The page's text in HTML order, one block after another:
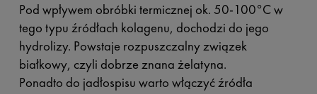
Pod wpływem obróbki termicznej ok. 50-100°C w
tego typu źródłach kolagenu, dochodzi do jego
hydrolizy. Powstaje rozpuszczalny związek
białkowy, czyli dobrze znana żelatyna.
Ponadto do jadłospisu warto włączyć źródła